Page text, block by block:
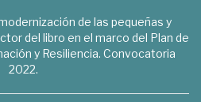
de las pequeñas y
del libro en el marco del Plan de
y Resiliencia. Convocatoria
2022.